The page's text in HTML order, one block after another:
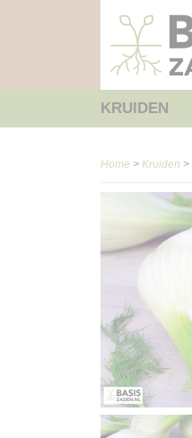
KRUIDEN
Home > Kruiden >